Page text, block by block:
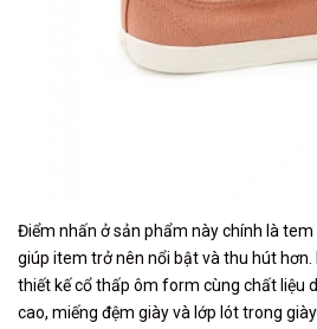
Điểm nhấn ở sản phẩm này chính là
giúp item trở nên nổi bật và thu hút hơn.
thiết kế cổ thấp ôm form cùng chất liệu
cao, miếng đệm giày và lớp lót trong